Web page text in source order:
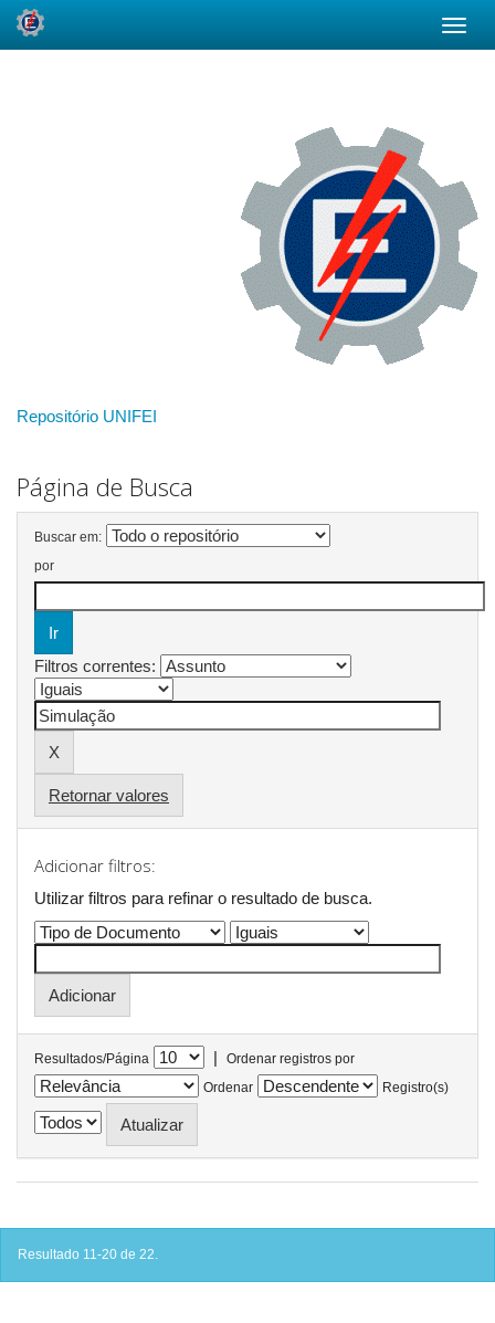
Repositório UNIFEI
Página de Busca
Buscar em:
por
Filtros correntes:
Retornar valores
Adicionar filtros:
Utilizar filtros para refinar o resultado de busca.
Resultados/Página |
Ordenar registros por
Ordenar
Registro(s)
Resultado 11-20 de 22.